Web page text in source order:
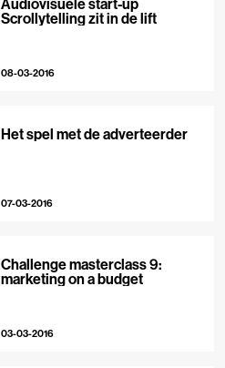
Scrollytelling zit in de lift
08-03-2016
Het spel met de adverteerder
07-03-2016
Challenge masterclass 9:
marketing on a budget
03-03-2016